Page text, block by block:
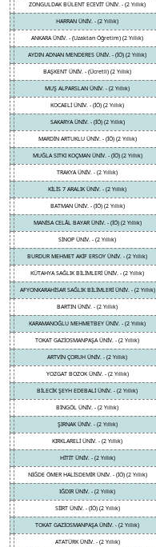
ZONGULDAK BÜLENT ECEVİT ÜNİV. - (2 Yıllık)
HARRAN ÜNİV. - (2 Yıllık)
ANKARA ÜNİV. - (Uzaktan Öğretim) (2 Yıllık)
AYDIN ADNAN MENDERES ÜNİV. - (İÖ) (2 Yıllık)
BAŞKENT ÜNİV. - (Ücretli) (2 Yıllık)
MUŞ ALPARSLAN ÜNİV. - (2 Yıllık)
KOCAELİ ÜNİV. - (İÖ) (2 Yıllık)
SAKARYA ÜNİV. - (İÖ) (2 Yıllık)
MARDİN ARTUKLU ÜNİV. - (İÖ) (2 Yıllık)
MUĞLA SITKI KOÇMAN ÜNİV. - (İÖ) (2 Yıllık)
TRAKYA ÜNİV. - (2 Yıllık)
KİLİS 7 ARALIK ÜNİV. - (2 Yıllık)
BATMAN ÜNİV. - (İÖ) (2 Yıllık)
MANİSA CELÂL BAYAR ÜNİV. - (İÖ) (2 Yıllık)
SİNOP ÜNİV. - (2 Yıllık)
BURDUR MEHMET AKİF ERSOY ÜNİV. - (2 Yıllık)
KÜTAHYA SAĞLIK BİLİMLERİ ÜNİV. - (2 Yıllık)
AFYONKARAHİSAR SAĞLIK BİLİMLERİ ÜNİV. - (2 Yıllık)
BARTIN ÜNİV. - (2 Yıllık)
KARAMANOĞLU MEHMETBEY ÜNİV. - (2 Yıllık)
TOKAT GAZİOSMANPAŞA ÜNİV. - (2 Yıllık)
ARTVİN ÇORUH ÜNİV. - (2 Yıllık)
YOZGAT BOZOK ÜNİV. - (2 Yıllık)
BİLECİK ŞEYH EDEBALİ ÜNİV. - (2 Yıllık)
BİNGÖL ÜNİV. - (2 Yıllık)
ŞIRNAK ÜNİV. - (2 Yıllık)
KIRKLARELİ ÜNİV. - (2 Yıllık)
HİTİT ÜNİV. - (2 Yıllık)
NİĞDE ÖMER HALİSDEMİR ÜNİV. - (İÖ) (2 Yıllık)
IĞDIR ÜNİV. - (2 Yıllık)
SİİRT ÜNİV. - (İÖ) (2 Yıllık)
TOKAT GAZİOSMANPAŞA ÜNİV. - (2 Yıllık)
ATATÜRK ÜNİV. - (2 Yıllık)